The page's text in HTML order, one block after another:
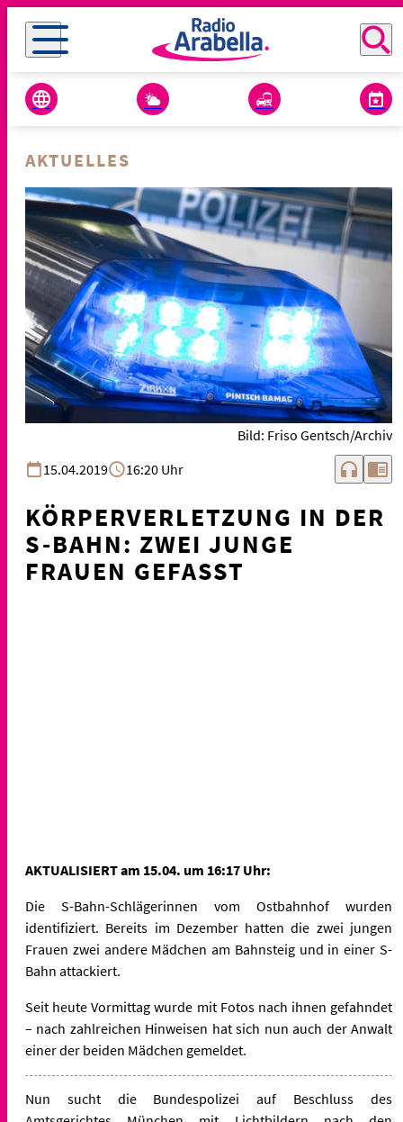
AKTUELLES
Bild: Friso Gentsch/Archiv
15.04.2019
16:20 Uhr headphones chrome_reader_mode
KÖRPERVERLETZUNG IN DER
S-BAHN: ZWEI JUNGE
FRAUEN GEFASST
AKTUALISIERT am 15.04. um 16:17 Uhr:
Die S-Bahn-Schlägerinnen vom Ostbahnhof wurden
identifiziert. Bereits im Dezember hatten die zwei jungen
Frauen zwei andere Mädchen am Bahnsteig und in einer S-
Bahn attackiert.
Seit heute Vormittag wurde mit Fotos nach ihnen gefahndet
– nach zahlreichen Hinweisen hat sich nun auch der Anwalt
einer der beiden Mädchen gemeldet.
Nun sucht die Bundespolizei auf Beschluss des